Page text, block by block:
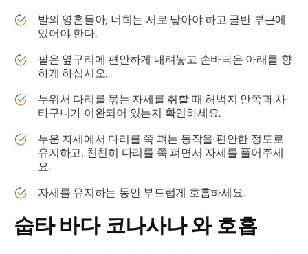
발의 영혼들아, 너희는 서로 닿아야 하고 골반 부근에
있어야 한다.
팔은 옆구리에 편안하게 내려놓고 손바닥은 아래를 향
하게 하십시오.
누워서 다리를 묶는 자세를 취할 때 허벅지 안쪽과 사
타구니가 이완되어 있는지 확인하세요.
누운 자세에서 다리를 쭉 펴는 동작을 편안한 정도로
유지하고, 천천히 다리를 쭉 펴면서 자세를 풀어주세
요.
자세를 유지하는 동안 부드럽게 호흡하세요.
숩타 바다 코나사나와 호흡